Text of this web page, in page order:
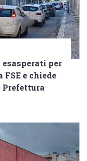
per
e chiede
Prefettura